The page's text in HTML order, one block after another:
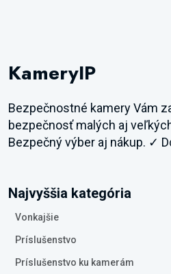
KameryIP
Bezpečnostné kamery Vám
bezpečnosť malých aj
Bezpečný výber aj nákup. ✓
Najvyššia kategória
Vonkajšie
Príslušenstvo
Príslušenstvo ku kamerám